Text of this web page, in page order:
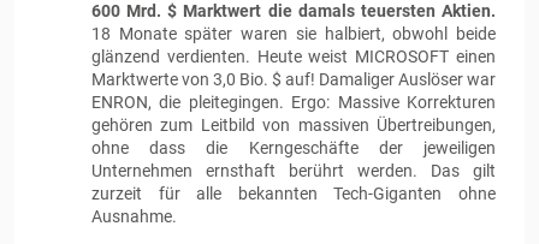
600 Mrd. $ Marktwert die damals teuersten Aktien.
18 Monate später waren sie halbiert, obwohl beide
glänzend verdienten. Heute weist MICROSOFT einen
Marktwerte von 3,0 Bio. $ auf! Damaliger Auslöser war
ENRON, die pleitegingen. Ergo: Massive Korrekturen
gehören zum Leitbild von massiven Übertreibungen,
ohne dass die Kerngeschäfte der jeweiligen
Unternehmen ernsthaft berührt werden. Das gilt
zurzeit für alle bekannten Tech-Giganten ohne
Ausnahme.